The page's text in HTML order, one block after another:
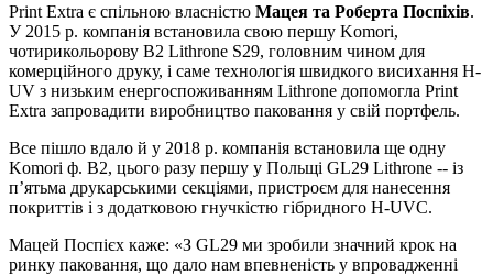
Print Extra є спільною власністю Мацея та Роберта Поспіхів.
У 2015 р. компанія встановила свою першу Komori,
чотирикольорову B2 Lithrone S29, головним чином для
комерційного друку, і саме технологія швидкого висихання H-
UV з низьким енергоспоживанням Lithrone допомогла Print
Extra запровадити виробництво паковання у свій портфель.
Все пішло вдало й у 2018 р. компанія встановила ще одну
Komori ф. B2, цього разу першу у Польщі GL29 Lithrone -- із
п’ятьма друкарськими секціями, пристроєм для нанесення
покриттів і з додатковою гнучкістю гібридного H-UVC.
Мацей Поспієх каже: «З GL29 ми зробили значний крок на
ринку паковання, що дало нам впевненість у впровадженні